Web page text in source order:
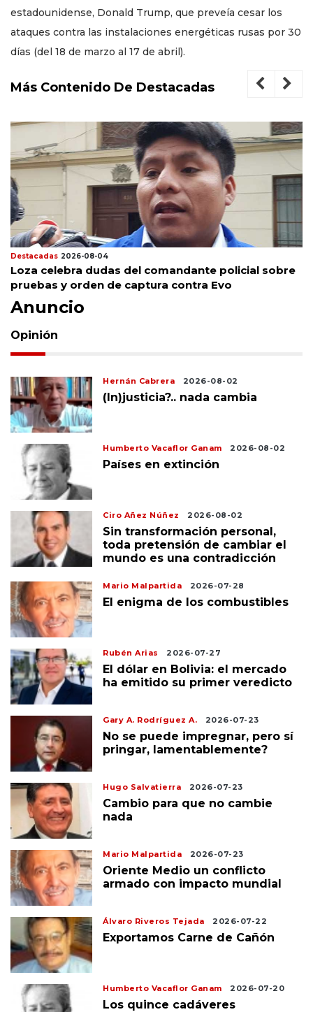
estadounidense, Donald Trump, que preveía cesar los
ataques contra las instalaciones energéticas rusas por 30
días (del 18 de marzo al 17 de abril).
Más Contenido De Destacadas
Destacadas 2026-08-04
Loza celebra dudas del comandante policial sobre
pruebas y orden de captura contra Evo
Anuncio
Opinión
Hernán Cabrera 2026-08-02
(In)justicia?.. nada cambia
Humberto Vacaflor Ganam 2026-08-02
Países en extinción
Ciro Añez Núñez 2026-08-02
Sin transformación personal,
toda pretensión de cambiar el
mundo es una contradicción
Mario Malpartida 2026-07-28
El enigma de los combustibles
Rubén Arias 2026-07-27
El dólar en Bolivia: el mercado
ha emitido su primer veredicto
Gary A. Rodríguez A. 2026-07-23
No se puede impregnar, pero sí
pringar, lamentablemente?
Hugo Salvatierra 2026-07-23
Cambio para que no cambie
nada
Mario Malpartida 2026-07-23
Oriente Medio un conflicto
armado con impacto mundial
Álvaro Riveros Tejada 2026-07-22
Exportamos Carne de Cañón
Humberto Vacaflor Ganam 2026-07-20
Los quince cadáveres